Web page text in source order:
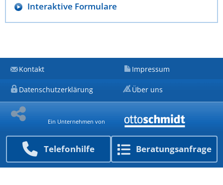
Telefon­hilfe Beratungs­anfrage
Interaktive Formulare
Kontakt Impressum
Datenschutzerklärung Über uns
Ein Unternehmen von